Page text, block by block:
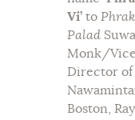
Vi’ to
Palad
Monk/
Director of
Boston,